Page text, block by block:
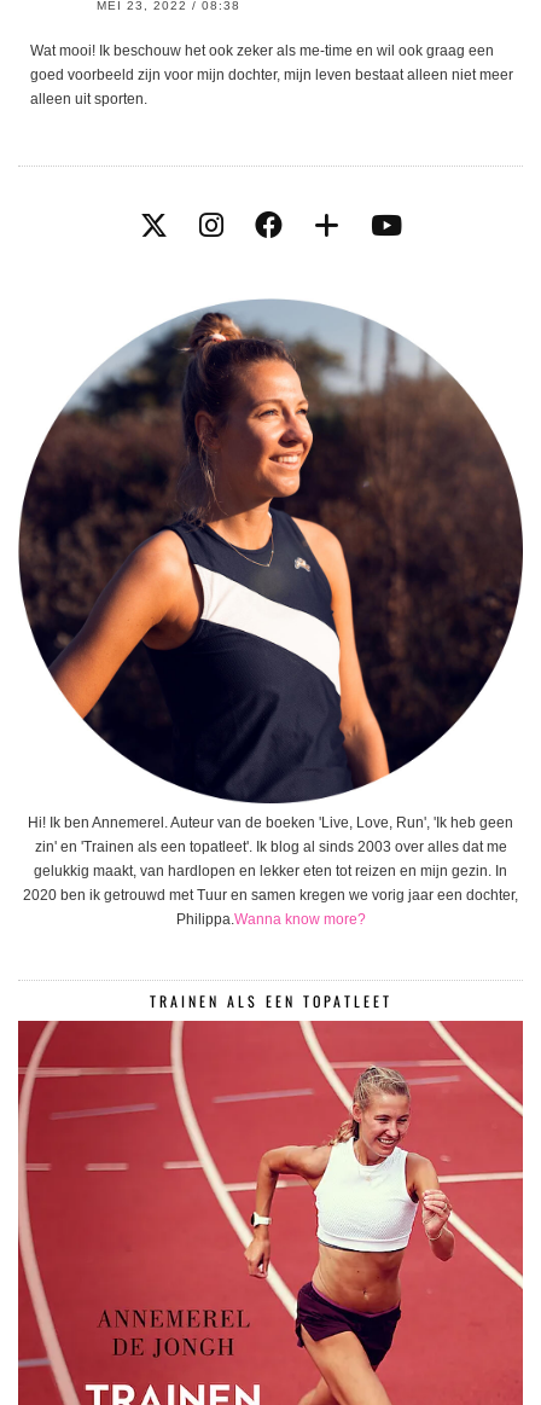
MEI 23, 2022 / 08:38
Wat mooi! Ik beschouw het ook zeker als me-time en wil ook graag een
goed voorbeeld zijn voor mijn dochter, mijn leven bestaat alleen niet meer
alleen uit sporten.
Hi! Ik ben Annemerel. Auteur van de boeken 'Live, Love, Run', 'Ik heb geen
zin' en 'Trainen als een topatleet'. Ik blog al sinds 2003 over alles dat me
gelukkig maakt, van hardlopen en lekker eten tot reizen en mijn gezin. In
2020 ben ik getrouwd met Tuur en samen kregen we vorig jaar een dochter,
Philippa. Wanna know more?
TRAINEN ALS EEN TOPATLEET